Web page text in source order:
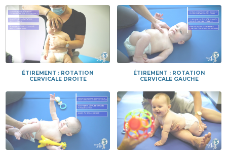
ÉTIREMENT : ROTATION
CERVICALE DROITE
ÉTIREMENT : ROTATION
CERVICALE GAUCHE